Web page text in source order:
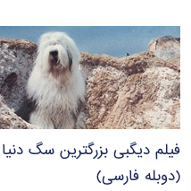
فیلم دیگبی بزرگترین سگ دنیا
(دوبله فارسی)